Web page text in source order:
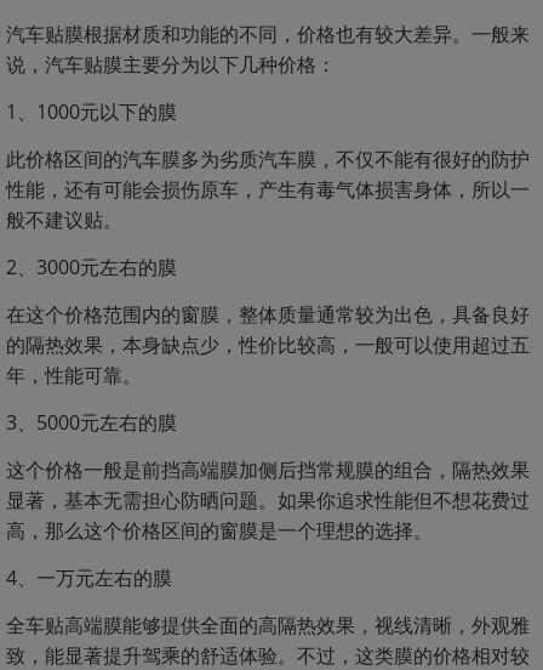
汽车贴膜根据材质和功能的不同，价格也有较大差异。一般来
说，汽车贴膜主要分为以下几种价格：
1、1000元以下的膜
此价格区间的汽车膜多为劣质汽车膜，不仅不能有很好的防护
性能，还有可能会损伤原车，产生有毒气体损害身体，所以一
般不建议贴。
2、3000元左右的膜
在这个价格范围内的窗膜，整体质量通常较为出色，具备良好
的隔热效果，本身缺点少，性价比较高，一般可以使用超过五
年，性能可靠。
3、5000元左右的膜
这个价格一般是前挡高端膜加侧后挡常规膜的组合，隔热效果
显著，基本无需担心防晒问题。如果你追求性能但不想花费过
高，那么这个价格区间的窗膜是一个理想的选择。
4、一万元左右的膜
全车贴高端膜能够提供全面的高隔热效果，视线清晰，外观雅
致，能显著提升驾乘的舒适体验。不过，这类膜的价格相对较